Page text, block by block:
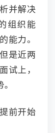
并解决
组织能
能力。
是近两
试上，
前开始